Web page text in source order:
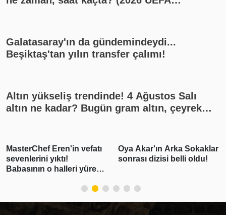
11'i)
Galatasaray'ın da gündemindeydi...
Beşiktaş'tan yılın transfer çalımı!
Altın yükseliş trendinde! 4 Ağustos Salı
altın ne kadar? Bugün gram altın, çeyrek
rakamları, canlı takip
Oya Akar'ın Arka Sokaklar
sonrası dizisi belli oldu!
"Pişmanım bir daha
kullanmayacağım"
testi pozitif çıktı